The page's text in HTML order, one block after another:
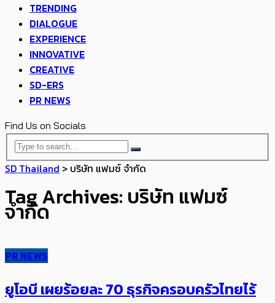
TRENDING
DIALOGUE
EXPERIENCE
INNOVATIVE
CREATIVE
SD-ERS
PR NEWS
Find Us on Socials
SD Thailand > บริษัท แฟมซ์ จำกัด
Tag Archives: บริษัท แฟมซ์
จำกัด
PR NEWS
ยูโอบี เผยร้อยละ 70 ธุรกิจครอบครัวไทยไร้